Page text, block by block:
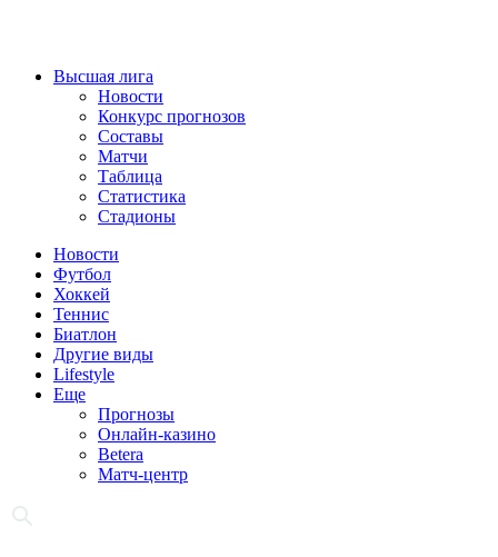
Высшая лига
Новости
Конкурс прогнозов
Составы
Матчи
Таблица
Статистика
Стадионы
Новости
Футбол
Хоккей
Теннис
Биатлон
Другие виды
Lifestyle
Еще
Прогнозы
Онлайн-казино
Betera
Матч-центр